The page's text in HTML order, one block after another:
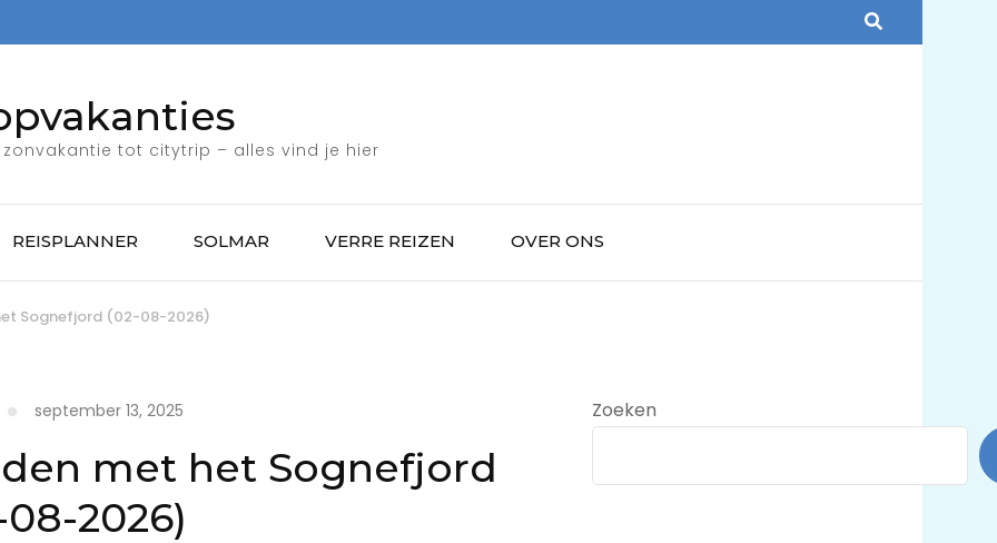
zonvakantie tot citytrip – alles vind je hier
REISPLANNER SOLMAR VERRE REIZEN OVER ONS
Sognefjord (02-08-2026)
september 13, 2025
met het Sognefjord
2026)
Zoeken